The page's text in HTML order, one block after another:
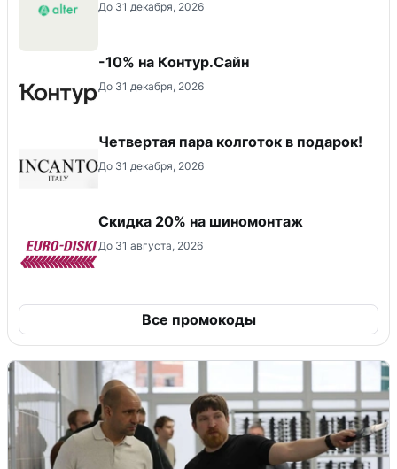
До 31 декабря, 2026
-10% на Контур.Сайн
До 31 декабря, 2026
Четвертая пара колготок в подарок!
До 31 декабря, 2026
Скидка 20% на шиномонтаж
До 31 августа, 2026
Все промокоды